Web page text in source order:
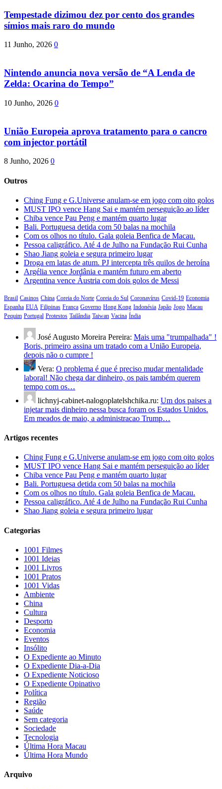
Tempestade dizimou dez por cento dos grandes
símios mais raro do mundo
11 Junho, 2026 0
Nintendo anuncia nova versão de “A Lenda de
Zelda: Ocarina do Tempo”
10 Junho, 2026 0
União Europeia aprova tratamento para o cancro
com injector portátil
8 Junho, 2026 0
Outros
Ching Fung e G.Universe anulam-se em jogo com oito golos
MUST IPO vence Hang Sai e mantém perseguição ao líder
Chiba vence Pau Peng e mantém quarto lugar
Bali. Portuguesa detida com 50 balas na mochila
Com os olhos no título. Gala goleia Benfica de Macau.
Pessoa caligráfico. Até 4 de Julho na Fundação Rui Cunha
Shao Jiang goleia e segura primeiro lugar
Droga em latas de atum. PJ intercepta três quilos de heroína
Argélia vence Jordânia e mantém futuro em aberto
Argentina vence Áustria com dois golos de Messi
Brasil Casinos China Coreia do Norte Coreia do Sul Coronavírus Covid-19 Economia
Espanha EUA Filipinas França Governo Hong Kong Indonésia Japão Jogo Macau
Pequim Portugal Protestos Tailândia Taiwan Vacina Índia
José Augusto Moreira Pereira: Mais uma "trumpalhada" !
Boris, primeiro assina um tratado com a União Europeia,
depois não o cumpre !
Vera: O problema é que é preciso mudar mentalidade
laboral! Não chega dar dinheiro, os pais também querem
tempo com os…
lichnyj-cabinet-nalogoplatelshchika.ru: Um dos paises a
injetar mais dinheiro nessa busca foram os Estados Unidos.
Em meados de maio, a administracao Trump…
Artigos recentes
Ching Fung e G.Universe anulam-se em jogo com oito golos
MUST IPO vence Hang Sai e mantém perseguição ao líder
Chiba vence Pau Peng e mantém quarto lugar
Bali. Portuguesa detida com 50 balas na mochila
Com os olhos no título. Gala goleia Benfica de Macau.
Pessoa caligráfico. Até 4 de Julho na Fundação Rui Cunha
Shao Jiang goleia e segura primeiro lugar
Categorias
1001 Filmes
1001 Ideias
1001 Livros
1001 Pratos
1001 Vidas
Ambiente
China
Cultura
Desporto
Economia
Eventos
Insólito
O Expediente ao Minuto
O Expediente Dia-a-Dia
O Expediente Noticioso
O Expediente Opinativo
Política
Região
Saúde
Sem categoria
Sociedade
Tecnologia
Última Hora Macau
Última Hora Mundo
Arquivo